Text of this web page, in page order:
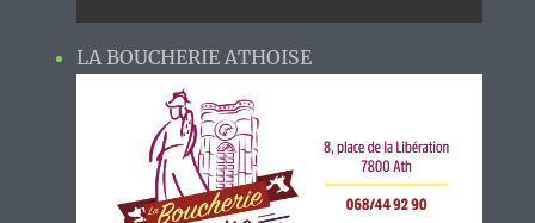
LA BOUCHERIE ATHOISE